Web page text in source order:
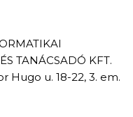
TANÁCSADÓ KFT.
Hugo u. 18-22, 3. em.